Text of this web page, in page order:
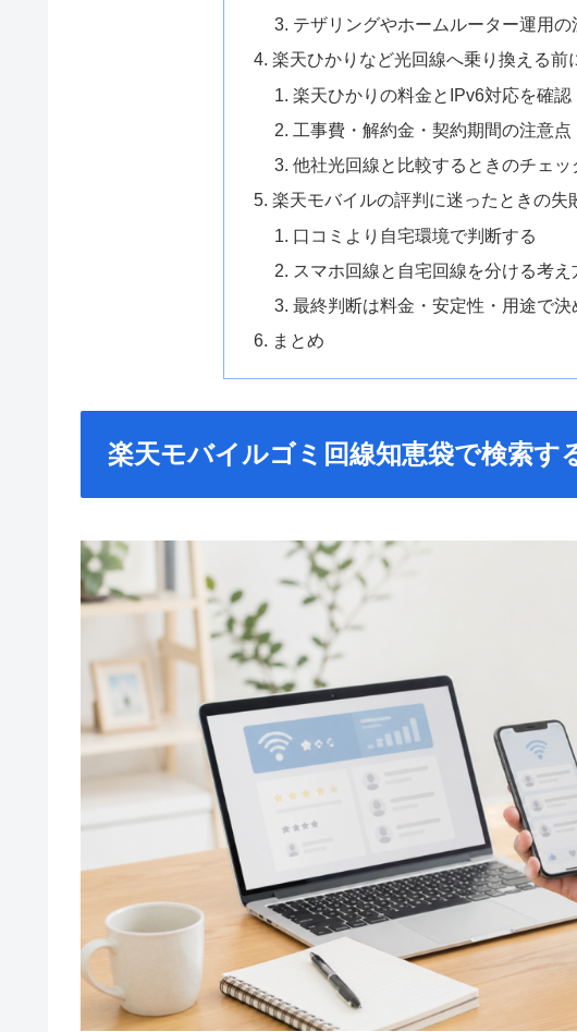
テザリングやホームルーター運用の
楽天ひかりなど光回線へ乗り換える前
楽天ひかりの料金とIPv6対応を確認
工事費・解約金・契約期間の注意点
他社光回線と比較するときのチェッ
楽天モバイルの評判に迷ったときの失
口コミより自宅環境で判断する
スマホ回線と自宅回線を分ける考え
最終判断は料金・安定性・用途で決
まとめ
楽天モバイルゴミ回線知恵袋で検索す